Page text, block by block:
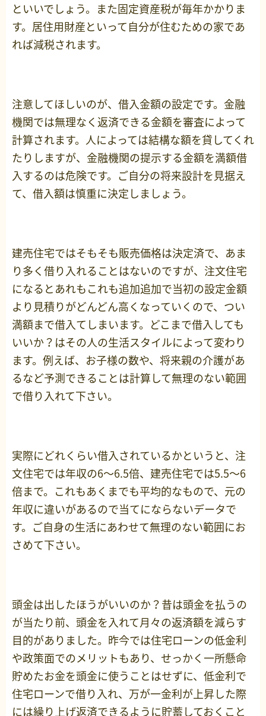
といいでしょう。また固定資産税が毎年かかりま
す。居住用財産といって自分が住むための家であ
れば減税されます。
注意してほしいのが、借入金額の設定です。金融
機関では無理なく返済できる金額を審査によって
計算されます。人によっては結構な額を貸してくれ
たりしますが、金融機関の提示する金額を満額借
入するのは危険です。ご自分の将来設計を見据え
て、借入額は慎重に決定しましょう。
建売住宅ではそもそも販売価格は決定済で、あま
り多く借り入れることはないのですが、注文住宅
になるとあれもこれも追加追加で当初の設定金額
より見積りがどんどん高くなっていくので、つい
満額まで借入てしまいます。どこまで借入しても
いいか？はその人の生活スタイルによって変わり
ます。例えば、お子様の数や、将来親の介護があ
るなど予測できることは計算して無理のない範囲
で借り入れて下さい。
実際にどれくらい借入されているかというと、注
文住宅では年収の6～6.5倍、建売住宅では5.5～6
倍まで。これもあくまでも平均的なもので、元の
年収に違いがあるので当てにならないデータで
す。ご自身の生活にあわせて無理のない範囲にお
さめて下さい。
頭金は出したほうがいいのか？昔は頭金を払うの
が当たり前、頭金を入れて月々の返済額を減らす
目的がありました。昨今では住宅ローンの低金利
や政策面でのメリットもあり、せっかく一所懸命
貯めたお金を頭金に使うことはせずに、低金利で
住宅ローンで借り入れ、万が一金利が上昇した際
には繰り上げ返済できるように貯蓄しておくこと